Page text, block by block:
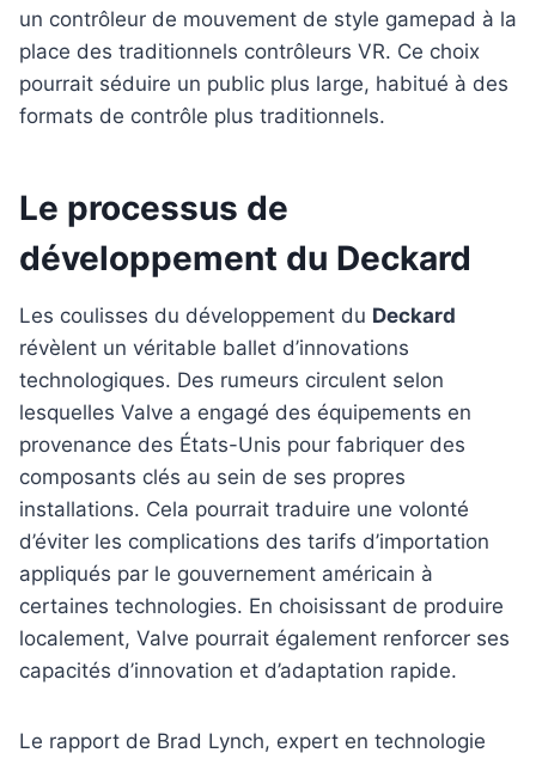
un contrôleur de mouvement de style gamepad à la
place des traditionnels contrôleurs VR. Ce choix
pourrait séduire un public plus large, habitué à des
formats de contrôle plus traditionnels.
Le processus de
développement du Deckard
Les coulisses du développement du Deckard
révèlent un véritable ballet d’innovations
technologiques. Des rumeurs circulent selon
lesquelles Valve a engagé des équipements en
provenance des États-Unis pour fabriquer des
composants clés au sein de ses propres
installations. Cela pourrait traduire une volonté
d’éviter les complications des tarifs d’importation
appliqués par le gouvernement américain à
certaines technologies. En choisissant de produire
localement, Valve pourrait également renforcer ses
capacités d’innovation et d’adaptation rapide.
Le rapport de Brad Lynch, expert en technologie